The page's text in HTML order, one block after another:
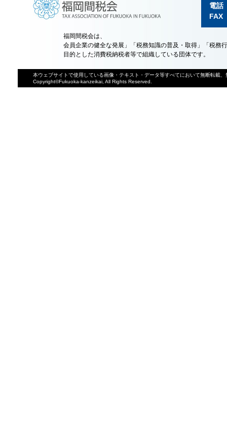
電話
FAX
福岡間税会は、
会員企業の健全な発展」「税務知識の普及・取得」「税務
目的とした消費税納税者等で組織している団体です。
本ウェブサイトで使用している画像・テキスト・データ等すべてにおいて無断転載
Copyright©Fukuoka-kanzeikai, All Rights Reserved.